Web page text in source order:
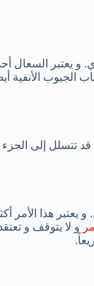
و يعتبر السعال
الجيوب
قد تتسلل إلى
هذا الأمر
و لا يتوقف و